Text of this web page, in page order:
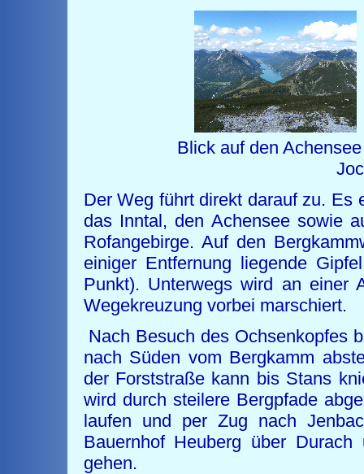
Blick auf den
Der Weg führt direkt darauf zu. Es
das Inntal, den Achensee sowie
Rofangebirge. Auf den
einiger Entfernung liegende
Punkt). Unterwegs wird an einer
Wegekreuzung vorbei marschiert.
Nach Besuch des Ochsenkopfes
nach Süden vom Bergkamm
der Forststraße kann bis Stans
wird durch steilere Bergpfade
laufen und per Zug nach
Bauernhof Heuberg über
gehen.